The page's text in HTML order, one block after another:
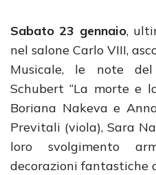
Sabato 23 gennaio,
nel salone Carlo VIII,
Musicale, le note
Schubert “La morte e
Boriana Nakeva e
Previtali (viola), Sara
loro svolgimento
decorazioni fantastiche